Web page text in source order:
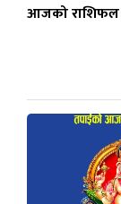
आजको राशिफल